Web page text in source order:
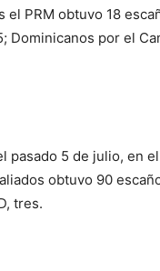
el PRM obtuvo 18
Dominicanos por el
pa­sado 5 de julio, en
obtuvo 90
tres.